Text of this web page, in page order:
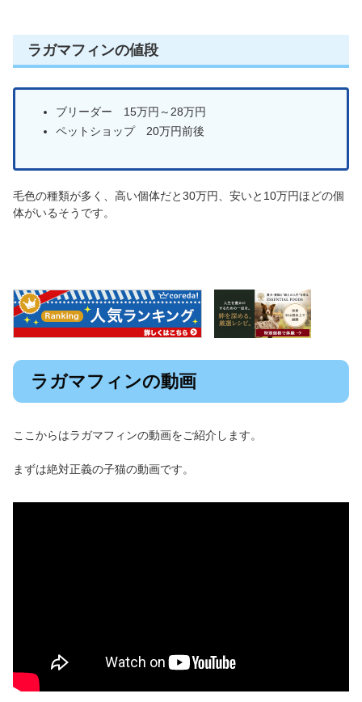
ラガマフィンの値段
ブリーダー 15万円～28万円
ペットショップ 20万円前後
毛色の種類が多く、高い個体だと30万円、安いと10万円ほどの個
体がいるそうです。
ラガマフィンの動画
ここからはラガマフィンの動画をご紹介します。
まずは絶対正義の子猫の動画です。